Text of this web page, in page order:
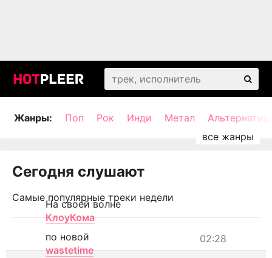
Жанры: Поп Рок Инди Метал
Сегодня слушают
Самые популярные треки недели
На своей волне
КлоуКома
02:28
по новой
wastetime